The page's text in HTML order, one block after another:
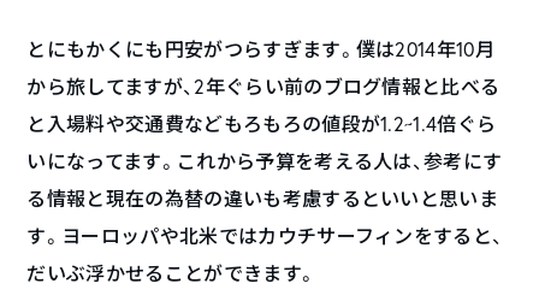
とにもかくにも円安がつらすぎます。僕は2014年10月
から旅してますが、2年ぐらい前のブログ情報と比べる
と入場料や交通費などもろもろの値段が1.2~1.4倍ぐら
いになってます。これから予算を考える人は、参考にす
る情報と現在の為替の違いも考慮するといいと思いま
す。ヨーロッパや北米ではカウチサーフィンをすると、
だいぶ浮かせることができます。